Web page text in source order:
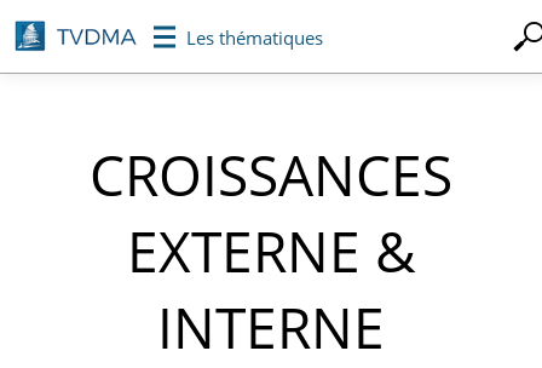
Aller
au
contenu
Les thématiques
CROISSANCES
EXTERNE &
INTERNE